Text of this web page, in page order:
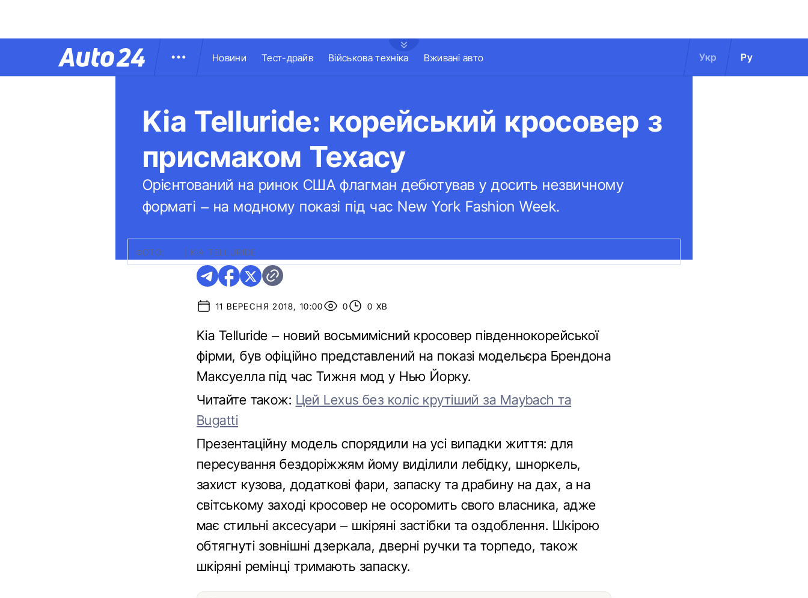
Новини Тест-драйв Військова техніка Вживані авто Укр Ру
Kia Telluride: корейський кросовер з
присмаком Техасу
Орієнтований на ринок США флагман дебютував у досить незвичному
форматі – на модному показі під час New York Fashion Week.
ФОТО: KIA TELLURIDE
11 ВЕРЕСНЯ 2018, 10:00 0 0 ХВ
Kia Telluride – новий восьмимісний кросовер південнокорейської
фірми, був офіційно представлений на показі модельєра Брендона
Максуелла під час Тижня мод у Нью Йорку.
Читайте також: Цей Lexus без коліс крутіший за Maybach та
Bugatti
Презентаційну модель спорядили на усі випадки життя: для
пересування бездоріжжям йому виділили лебідку, шноркель,
захист кузова, додаткові фари, запаску та драбину на дах, а на
світському заході кросовер не осоромить свого власника, адже
має стильні аксесуари – шкіряні застібки та оздоблення. Шкірою
обтягнуті зовнішні дзеркала, дверні ручки та торпедо, також
шкіряні ремінці тримають запаску.